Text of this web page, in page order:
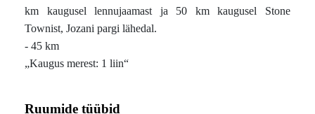
km kaugusel lennujaamast ja 50 km kaugusel Stone
Townist, Jozani pargi lähedal.
- 45 km
Kaugus merest: 1 liin
Ruumide tüübid